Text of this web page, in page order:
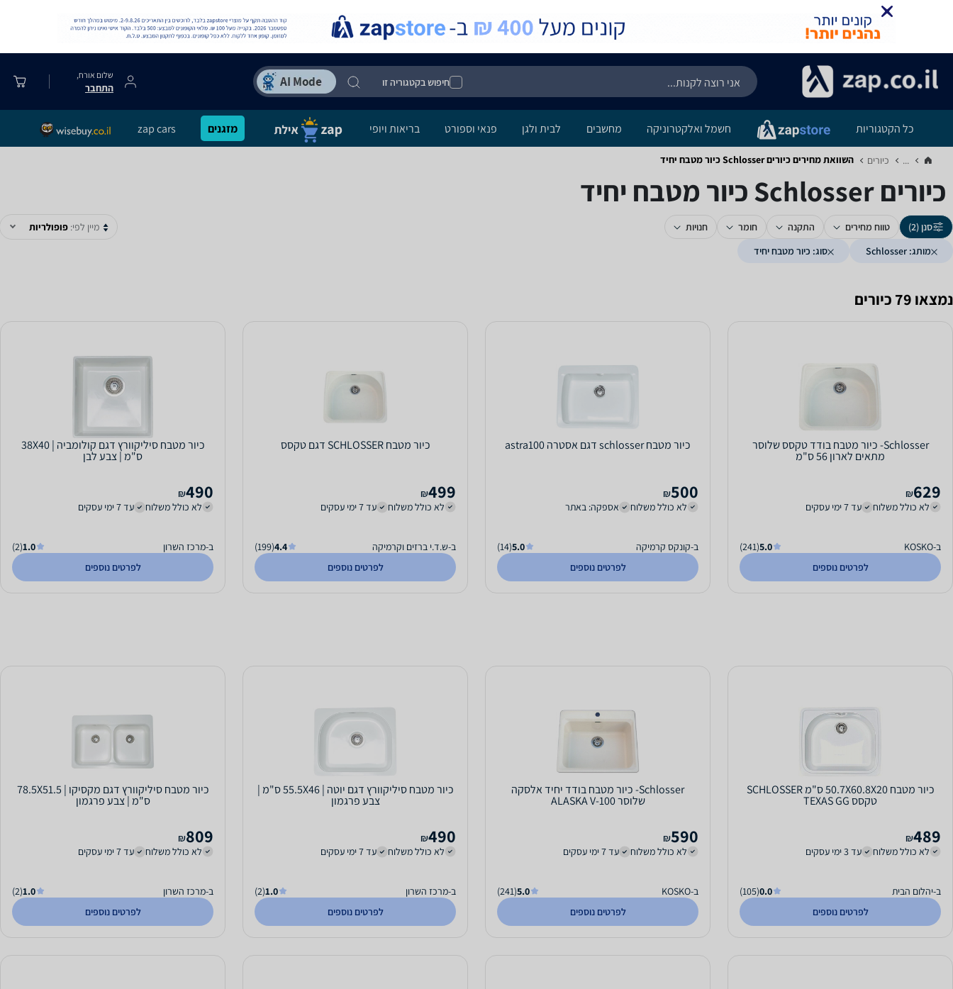
חיפוש בקטגוריה זו
שלום אורח,
התחבר
כל הקטגוריות חשמל ואלקטרוניקה מחשבים לבית ולגן פנאי וספורט בריאות ויופי מזגנים zap cars
... כיורים‏ השוואת מחירים כיורים ‏Schlosser ‏כיור מטבח יחיד
כיורים ‏Schlosser ‏כיור מטבח יחיד
סנן (2) טווח מחירים התקנה חומר
חנויות
מותג: Schlosser
סוג: כיור מטבח יחיד
מיין לפי: פופולריות
נמצאו 79 כיורים
Schlosser- כיור מטבח בודד טקסס שלוסר
מתאים לארון 56 ס"מ
629
₪
לא כולל משלוח
עד 7 ימי עסקים
ב-KOSKO 5.0
(241)
לפרטים נוספים
כיור מטבח schlosser דגם אסטרה astra100
500
₪
לא כולל משלוח
אספקה: באתר
ב-קונקס קרמיקה 5.0
(14)
לפרטים נוספים
כיור מטבח SCHLOSSER דגם טקסס
499
₪
לא כולל משלוח
עד 7 ימי עסקים
ב-ש.ד.י ברזים וקרמיקה 4.4
(199)
לפרטים נוספים
כיור מטבח סיליקוורץ דגם קולומביה | 38X40
ס"מ | צבע לבן
490
₪
לא כולל משלוח
עד 7 ימי עסקים
ב-מרכז השרון 1.0
(2)
לפרטים נוספים
כיור מטבח 50.7X60.8X20 ס"מ SCHLOSSER
טקסס TEXAS GG
489
₪
לא כולל משלוח
עד 3 ימי עסקים
ב-יהלום הבית 0.0
(105)
לפרטים נוספים
Schlosser- כיור מטבח בודד יחיד אלסקה
שלוסר ALASKA V-100
590
₪
לא כולל משלוח
עד 7 ימי עסקים
ב-KOSKO 5.0
(241)
לפרטים נוספים
כיור מטבח סיליקוורץ דגם יוטה | 55.5X46 ס"מ |
צבע פרגמון
490
₪
לא כולל משלוח
עד 7 ימי עסקים
ב-מרכז השרון 1.0
(2)
לפרטים נוספים
כיור מטבח סיליקוורץ דגם מקסיקו | 78.5X51.5
ס"מ | צבע פרגמון
809
₪
לא כולל משלוח
עד 7 ימי עסקים
ב-מרכז השרון 1.0
(2)
לפרטים נוספים